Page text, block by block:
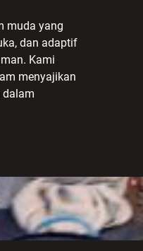
muda yang
dan adaptif
Kami
menyajikan
dalam